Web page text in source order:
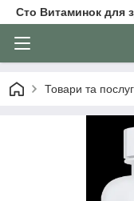
Сто Витаминок для
Товари та